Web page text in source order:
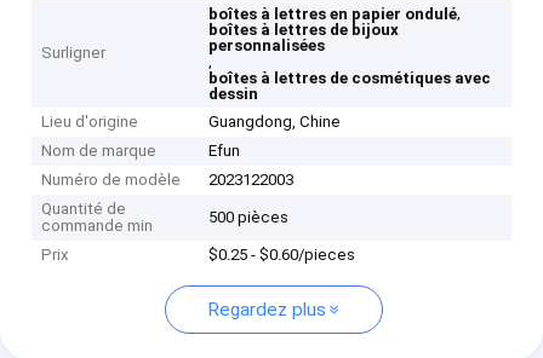
Surligner
boîtes à lettres en papier ondulé,
boîtes à lettres de bijoux
personnalisées
,
boîtes à lettres de cosmétiques avec
dessin
Lieu d'origine
Guangdong, Chine
Nom de marque
Efun
Numéro de modèle
2023122003
Quantité de
commande min
500 pièces
Prix $0.25 - $0.60/pieces
Regardez plus